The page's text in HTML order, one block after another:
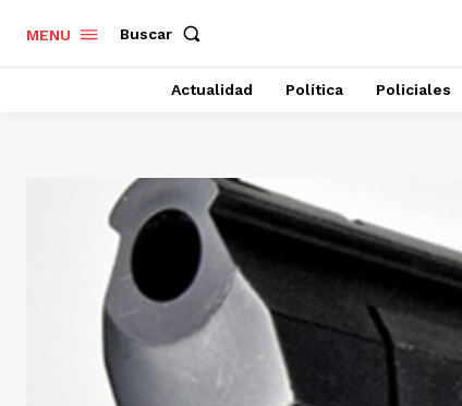
MENU Buscar
Actualidad Política Policiales